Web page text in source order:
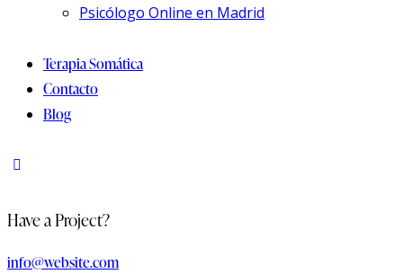
Psicólogo Online en Madrid
Terapia Somática
Contacto
Blog
Have a Project?
info@website.com